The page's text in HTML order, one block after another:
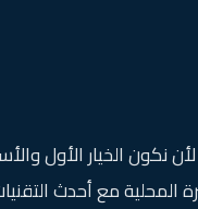
نكون الخيار الأول
المحلية مع أحدث